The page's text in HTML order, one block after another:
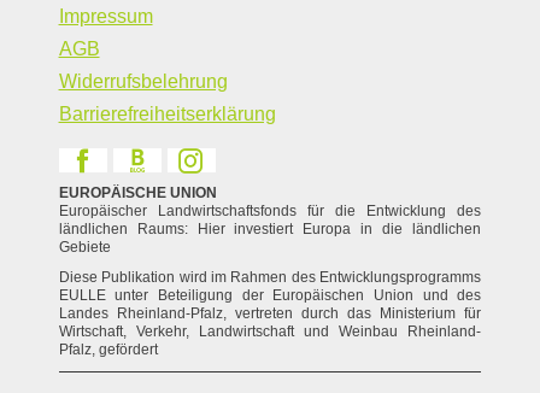
Impressum
AGB
Widerrufsbelehrung
Barrierefreiheitserklärung
EUROPÄISCHE UNION
Europäischer Landwirtschaftsfonds für die Entwicklung des
ländlichen Raums: Hier investiert Europa in die ländlichen
Gebiete
Diese Publikation wird im Rahmen des Entwicklungsprogramms
EULLE unter Beteiligung der Europäischen Union und des
Landes Rheinland-Pfalz, vertreten durch das Ministerium für
Wirtschaft, Verkehr, Landwirtschaft und Weinbau Rheinland-
Pfalz, gefördert